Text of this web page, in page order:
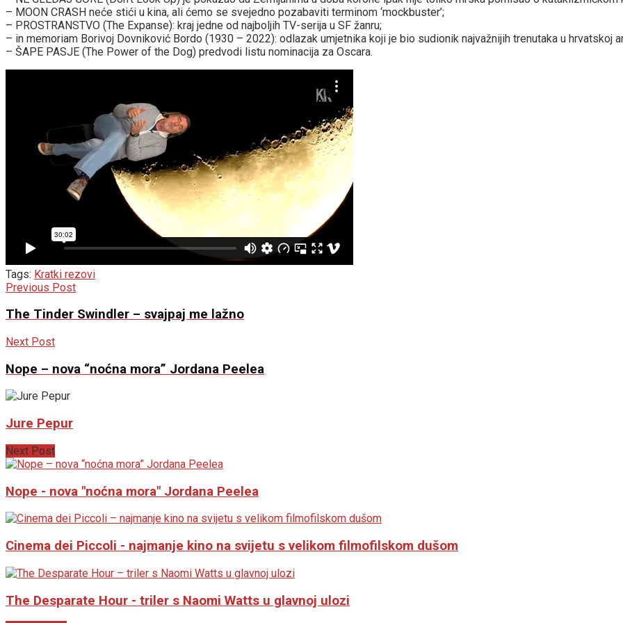
– MOON CRASH neće stići u kina, ali ćemo se svejedno pozabaviti terminom ‘mockbuster’;
– PROSTRANSTVO (The Expanse): kraj jedne od najboljih TV-serija u SF žanru;
– in memoriam Borivoj Dovniković Bordo (1930 – 2022): odlazak umjetnika koji je bio sudionik najvažnijih trenutaka u hrvatskoj
– ŠAPE PASJE (The Power of the Dog) predvodi listu nominacija za Oscara.
Tags: Kratki rezovi
Previous Post
The Tinder Swindler – svajpaj me lažno
Next Post
Nope – nova “noćna mora” Jordana Peelea
Jure Pepur
Next Post
Nope - nova "noćna mora" Jordana Peelea
Cinema dei Piccoli - najmanje kino na svijetu s velikom filmofilskom dušom
The Desparate Hour - triler s Naomi Watts u glavnoj ulozi